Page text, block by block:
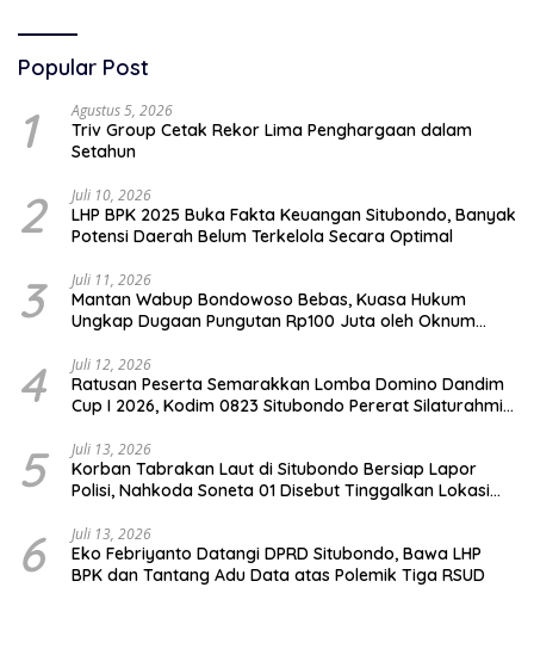
Popular Post
1 Agustus 5, 2026
Triv Group Cetak Rekor Lima Penghargaan dalam
Setahun
2 Juli 10, 2026
LHP BPK 2025 Buka Fakta Keuangan Situbondo, Banyak
Potensi Daerah Belum Terkelola Secara Optimal
3 Juli 11, 2026
Mantan Wabup Bondowoso Bebas, Kuasa Hukum
Ungkap Dugaan Pungutan Rp100 Juta oleh Oknum
4 Juli 12, 2026
Ratusan Peserta Semarakkan Lomba Domino Dandim
Cup I 2026, Kodim 0823 Situbondo Pererat Silaturahmi
5 Juli 13, 2026
Korban Tabrakan Laut di Situbondo Bersiap Lapor
Polisi, Nahkoda Soneta 01 Disebut Tinggalkan Lokasi
6 Juli 13, 2026
Eko Febriyanto Datangi DPRD Situbondo, Bawa LHP
BPK dan Tantang Adu Data atas Polemik Tiga RSUD